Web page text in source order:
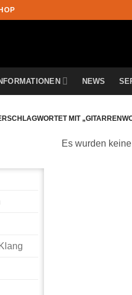
NEWS
MIT
Es wurden